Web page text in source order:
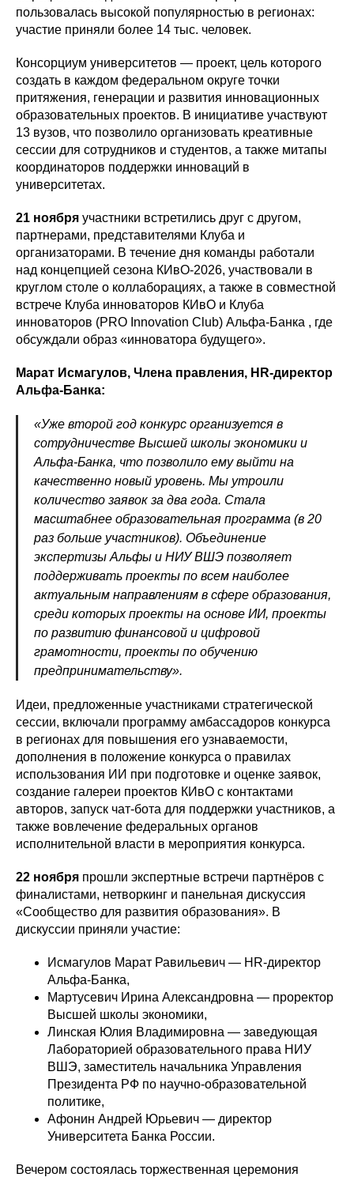
пользовалась высокой популярностью в регионах:
участие приняли более 14 тыс. человек.
Консорциум университетов — проект, цель которого
создать в каждом федеральном округе точки
притяжения, генерации и развития инновационных
образовательных проектов. В инициативе участвуют
13 вузов, что позволило организовать креативные
сессии для сотрудников и студентов, а также митапы
координаторов поддержки инноваций в
университетах.
21 ноября участники встретились друг с другом,
партнерами, представителями Клуба и
организаторами. В течение дня команды работали
над концепцией сезона КИвО-2026, участвовали в
круглом столе о коллаборациях, а также в совместной
встрече Клуба инноваторов КИвО и Клуба
инноваторов (PRO Innovation Club) Альфа-Банка , где
обсуждали образ «инноватора будущего».
Марат Исмагулов, Члена правления, HR-директор
Альфа-Банка:
«Уже второй год конкурс организуется в
сотрудничестве Высшей школы экономики и
Альфа-Банка, что позволило ему выйти на
качественно новый уровень. Мы утроили
количество заявок за два года. Стала
масштабнее образовательная программа (в 20
раз больше участников). Объединение
экспертизы Альфы и НИУ ВШЭ позволяет
поддерживать проекты по всем наиболее
актуальным направлениям в сфере образования,
среди которых проекты на основе ИИ, проекты
по развитию финансовой и цифровой
грамотности, проекты по обучению
предпринимательству».
Идеи, предложенные участниками стратегической
сессии, включали программу амбассадоров конкурса
в регионах для повышения его узнаваемости,
дополнения в положение конкурса о правилах
использования ИИ при подготовке и оценке заявок,
создание галереи проектов КИвО с контактами
авторов, запуск чат-бота для поддержки участников, а
также вовлечение федеральных органов
исполнительной власти в мероприятия конкурса.
22 ноября прошли экспертные встречи партнёров с
финалистами, нетворкинг и панельная дискуссия
«Сообщество для развития образования». В
дискуссии приняли участие:
Исмагулов Марат Равильевич — HR-директор
Альфа-Банка,
Мартусевич Ирина Александровна — проректор
Высшей школы экономики,
Линская Юлия Владимировна — заведующая
Лабораторией образовательного права НИУ
ВШЭ, заместитель начальника Управления
Президента РФ по научно-образовательной
политике,
Афонин Андрей Юрьевич — директор
Университета Банка России.
Вечером состоялась торжественная церемония